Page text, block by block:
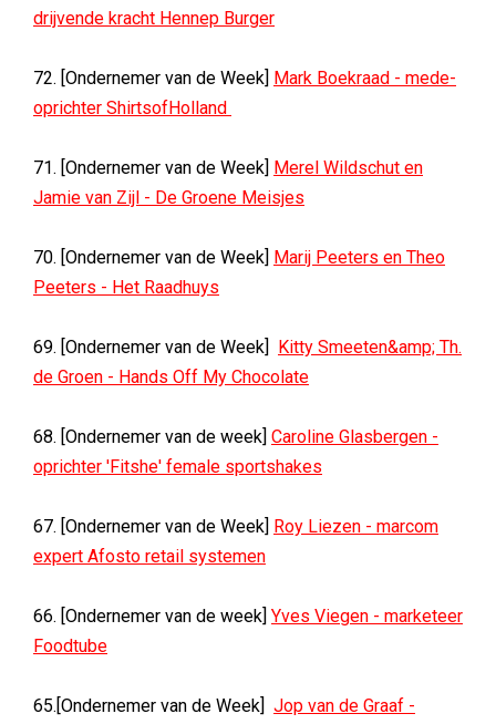
drijvende kracht Hennep Burger
72. [Ondernemer van de Week] Mark Boekraad - mede-
oprichter ShirtsofHolland
71. [Ondernemer van de Week] Merel Wildschut en
Jamie van Zijl - De Groene Meisjes
70. [Ondernemer van de Week] Marij Peeters en Theo
Peeters - Het Raadhuys
69. [Ondernemer van de Week] Kitty Smeeten&amp; Th.
de Groen - Hands Off My Chocolate
68. [Ondernemer van de week] Caroline Glasbergen -
oprichter 'Fitshe' female sportshakes
67. [Ondernemer van de Week] Roy Liezen - marcom
expert Afosto retail systemen
66. [Ondernemer van de week] Yves Viegen - marketeer
Foodtube
65.[Ondernemer van de Week] Jop van de Graaf -